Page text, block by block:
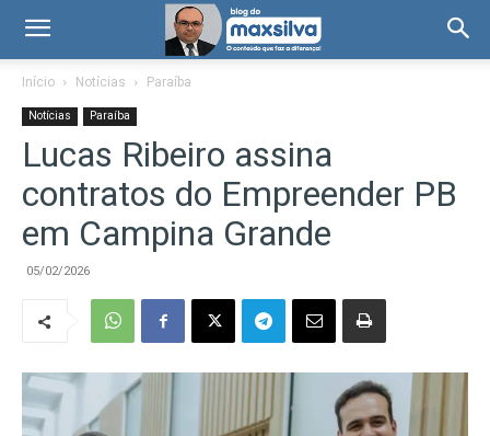
Início Notícias Paraíba
Notícias Paraíba
Lucas Ribeiro assina
contratos do Empreender PB
em Campina Grande
05/02/2026